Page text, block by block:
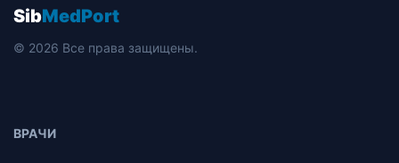
SibMedPort
© 2026 Все права защищены.
ВРАЧИ